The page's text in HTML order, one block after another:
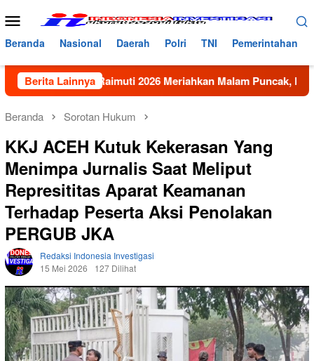
ke
konten
Menu
Mobile
Beranda Nasional Daerah Polri TNI Pemerintahan
Berita Lainnya
Raimuti 2026 Meriahkan Malam Puncak, Perkuat
Beranda Sorotan Hukum
KKJ ACEH Kutuk Kekerasan Yang
Menimpa Jurnalis Saat Meliput
Represititas Aparat Keamanan
Terhadap Peserta Aksi Penolakan
PERGUB JKA
Redaksi Indonesia Investigasi
15 Mei 2026
127 Dilihat